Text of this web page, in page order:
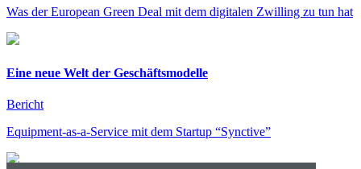
Was der European Green Deal mit dem digitalen Zwilling zu tun hat
Eine neue Welt der Geschäftsmodelle
Bericht
Equipment-as-a-Service mit dem Startup “Synctive”